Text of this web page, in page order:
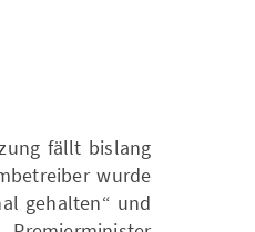
fällt bislang
wurde
gehalten“ und